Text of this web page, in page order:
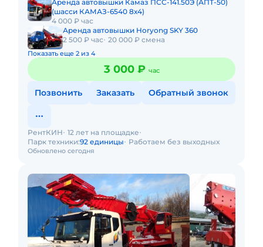
Аренда автовышки Камаз ПСС-141.50Э (АПТ-50)
(шасси КАМАЗ-6540 8х4)
4 000 ₽ час
Аренда автовышки Horyong SKY 360
2 500 ₽ час 20 000 ₽ смена
Показать еще 2 из 4
3 000 ₽ час
Позвонить Заказать Обратный звонок
Обновлено сегодня
РентКИН 12 лет на площадке
Парк техники:92 единицы Работаем без выходных